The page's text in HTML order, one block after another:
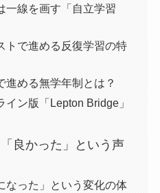
一線を画す「自立学習
トで進める反復学習の特
進める無学年制とは？
イン版「Lepton Bridge」
良かった」という声
なった」という変化の体